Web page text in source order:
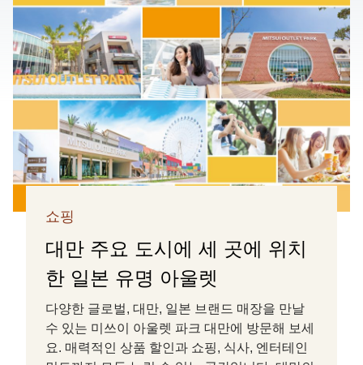
쇼핑
대만 주요 도시에 세 곳에 위치
한 일본 유명 아울렛
다양한 글로벌, 대만, 일본 브랜드 매장을 만날
수 있는 미쓰이 아울렛 파크 대만에 방문해 보세
요. 매력적인 상품 할인과 쇼핑, 식사, 엔터테인